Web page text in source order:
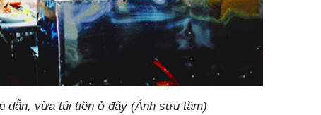
dẫn, vừa túi tiền ở đây (Ảnh sưu tầm)